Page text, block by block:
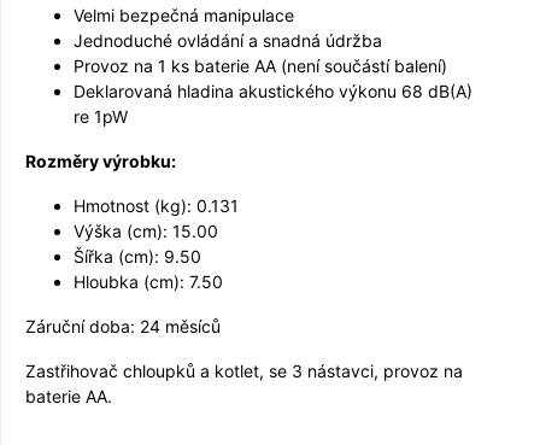
Velmi bezpečná manipulace
Jednoduché ovládání a snadná údržba
Provoz na 1 ks baterie AA (není součástí balení)
Deklarovaná hladina akustického výkonu 68 dB(A)
re 1pW
Rozměry výrobku:
Hmotnost (kg): 0.131
Výška (cm): 15.00
Šířka (cm): 9.50
Hloubka (cm): 7.50
Záruční doba: 24 měsíců
Zastřihovač chloupků a kotlet, se 3 nástavci, provoz na
baterie AA.